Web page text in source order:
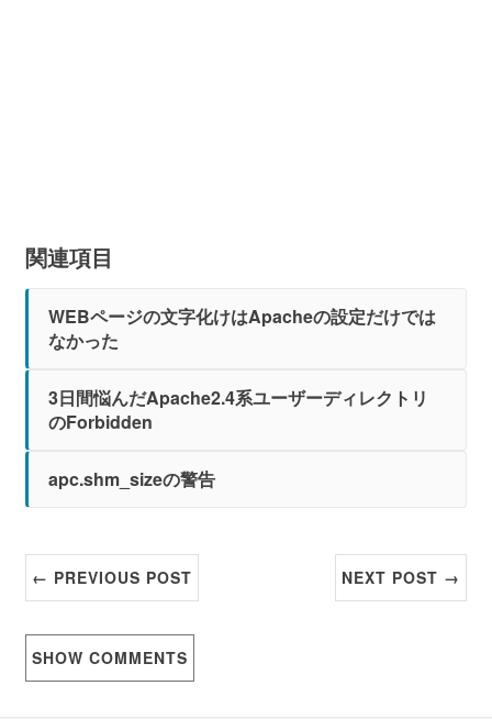
関連項目
WEBページの文字化けはApacheの設定だけでは
なかった
3日間悩んだApache2.4系ユーザーディレクトリ
のForbidden
apc.shm_sizeの警告
← PREVIOUS POST NEXT POST →
SHOWCOMMENTS